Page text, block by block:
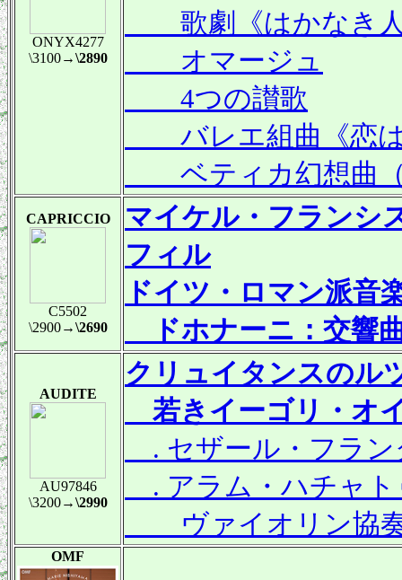
ONYX4277
\3100→\2890
歌劇《はかなき人
オマージュ
4つの讃歌
バレエ組曲《恋は
ベティカ幻想曲（
CAPRICCIO
C5502
\2900→\2690
マイケル・フランシ
フィル
ドイツ・ロマン派音
ドホナーニ：交響
AUDITE
AU97846
\3200→\2990
クリュイタンスのル
若きイーゴリ・オ
. セザール・フラン
. アラム・ハチャト
ヴァイオリン協
OMF